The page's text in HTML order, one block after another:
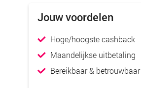
Jouw voordelen
Hoge/hoogste cashback
Maandelijkse uitbetaling
Bereikbaar & betrouwbaar